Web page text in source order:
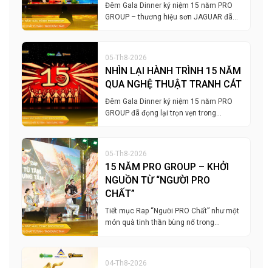
Đêm Gala Dinner kỷ niệm 15 năm PRO
GROUP – thương hiệu sơn JAGUAR đã…
05-Th8-2026
NHÌN LẠI HÀNH TRÌNH 15 NĂM
QUA NGHỆ THUẬT TRANH CÁT
Đêm Gala Dinner kỷ niệm 15 năm PRO
GROUP đã đọng lại trọn vẹn trong…
05-Th8-2026
15 NĂM PRO GROUP – KHỞI
NGUỒN TỪ “NGƯỜI PRO
CHẤT”
Tiết mục Rap “Người PRO Chất” như một
món quà tinh thần bùng nổ trong…
04-Th8-2026